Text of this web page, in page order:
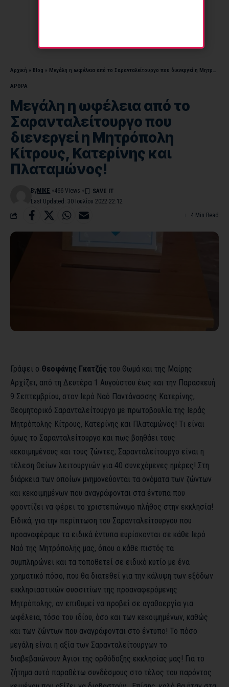
Αρχική » Blog » Μεγάλη η ωφέλεια από το Σαρανταλείτουργο που διενεργεί η Μητρόπολη Κίτρους, Κατερίνης και Πλαταμώνος!
ΑΡΘΡΑ
Μεγάλη η ωφέλεια από το
Σαρανταλείτουργο που
διενεργεί η Μητρόπολη
Κίτρους, Κατερίνης και
Πλαταμώνος!
Last Updated: 30 Ιουλίου 2022 22:12
By MIKE 466 Views
4 Min Read
Γράφει ο Θεοφάνης Γκατζής του Θωμά και της Μαίρης
Αρχίζει, από τη Δευτέρα 1 Αυγούστου έως και την Παρασκευή
9 Σεπτεμβρίου, στον Ιερό Ναό Παντάνασσης Κατερίνης,
Θεομητορικό Σαρανταλείτουργο με πρωτοβουλία της Ιεράς
Μητρόπολης Κίτρους, Κατερίνης και Πλαταμώνος! Τι είναι
όμως το Σαρανταλείτουργο και πως βοηθάει τους
κεκοιμημένους και τους ζώντες; Σαρανταλείτουργο είναι η
τέλεση Θείων λειτουργιών για 40 συνεχόμενες ημέρες! Στη
διάρκεια των οποίων μνημονεύονται τα ονόματα των ζώντων
και κεκοιμημένων που αναγράφονται στα έντυπα που
φροντίζει να φέρει το χριστεπώνυμο πλήθος στην εκκλησία!
Ειδικά, για την περίπτωση του Σαρανταλείτουργου που
προαναφέραμε τα ειδικά έντυπα ευρίσκονται σε κάθε Ιερό
Ναό της Μητρόπολής μας, όπου ο κάθε πιστός τα
συμπληρώνει και τα τοποθετεί σε ειδικό κυτίο με ένα
χρηματικό πόσο, που θα διατεθεί για την κάλυψη των εξόδων
εκκλησιαστικών συσσιτίων της προαναφερόμενης
Μητρόπολης, αν επιθυμεί να προβεί σε αγαθοεργία για
ωφέλεια, τόσο του ιδίου, όσο και των κεκοιμημένων, καθώς
και των ζώντων που αναγράφονται στο έντυπο! Το πόσο
μεγάλη είναι η αξία των Σαρανταλείτουργων το
διαβεβαιώνουν Άγιοι της ορθόδοξης εκκλησίας μας! Για το
ζήτημα αυτό παραθέτω συνδέσμους στο τέλος του παρόντος